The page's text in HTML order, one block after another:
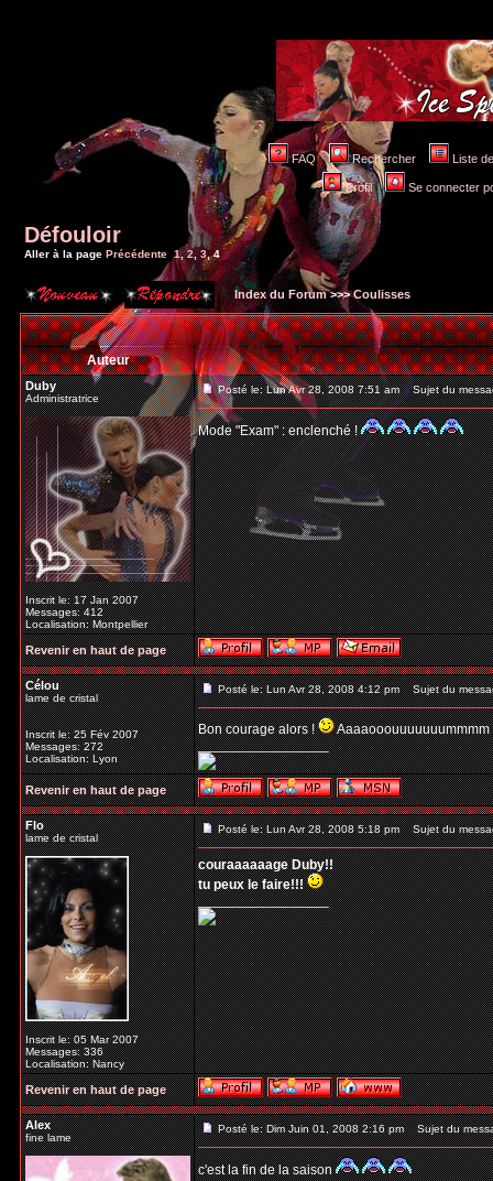
FAQ Rechercher Liste
Profil Se connecter
Défouloir
Aller à la page Précédente 1,2 3,4
Index du Forum>>>Coulisses
Auteur
Duby
Administratrice
Inscrit le: 17 Jan 2007
Messages: 412
Localisation: Montpellier
Posté le: Lun Avr 28, 2008 7:51 am Sujet du
Mode "Exam" : enclenché !
Revenir en haut de page
Célou
lame de cristal
Inscrit le: 25 Fév 2007
Messages: 272
Localisation: Lyon
Posté le: Lun Avr 28, 2008 4:12 pm Sujet du
Bon courage alors !
Aaaaooouuuuuuummmm
_________________
Revenir en haut de page
Flo
lame de cristal
Inscrit le: 05 Mar 2007
Messages: 336
Localisation: Nancy
Posté le: Lun Avr 28, 2008 5:18 pm Sujet du
couraaaaaage Duby!!
tu peux le faire!!!
_________________
Revenir en haut de page
Alex
fine lame
Posté le: Dim Juin 01, 2008 2:16 pm Sujet du
c'est la fin de la saison